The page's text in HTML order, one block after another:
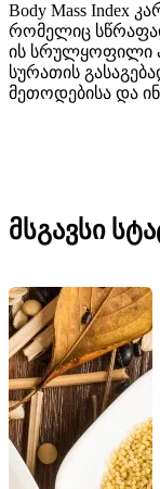
Body Mass Index
რომელიც
ის სრულყოფილი
სურათის
მეთოდებისა და
მსგავსი